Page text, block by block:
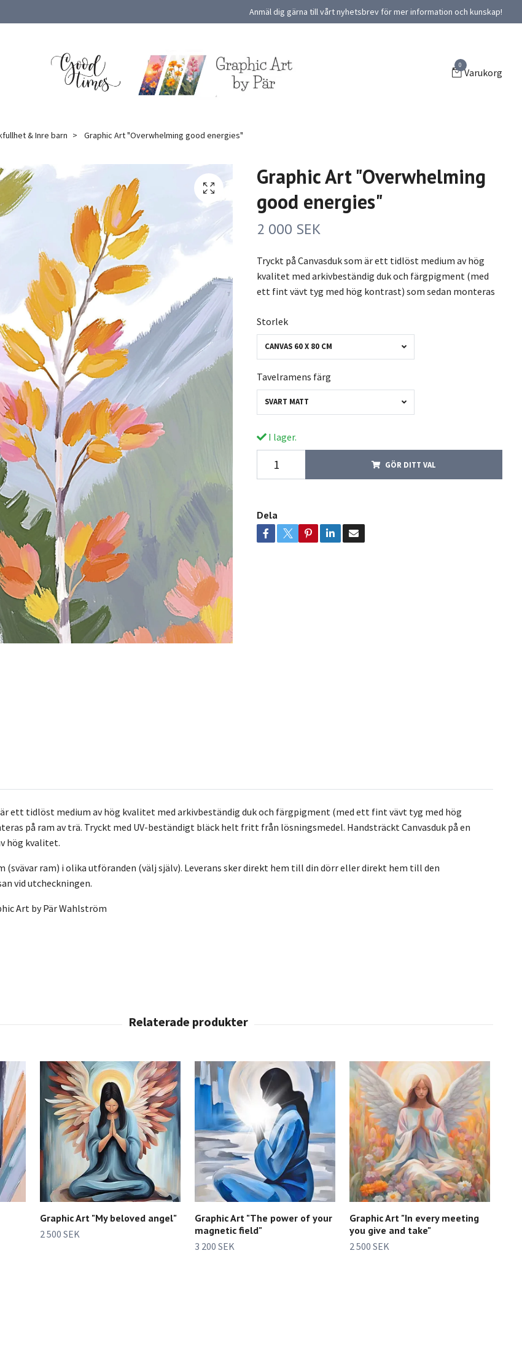
Anmäl dig gärna till vårt nyhetsbrev för mer information och kunskap!
0
Varukorg
& Inre barn Graphic Art "Overwhelming good energies"
Graphic Art "Overwhelming
good energies"
2 000 SEK
Tryckt på Canvasduk som är ett tidlöst medium av hög
kvalitet med arkivbeständig duk och färgpigment (med
ett fint vävt tyg med hög kontrast) som sedan monteras
Storlek
CANVAS 60 X 80 CM
Tavelramens färg
SVART MATT
I lager.
GÖR DITT VAL
Dela
är ett tidlöst medium av hög kvalitet med arkivbeständig duk och färgpigment (med ett fint vävt tyg med hög
på ram av trä. Tryckt med UV-beständigt bläck helt fritt från lösningsmedel. Handsträckt Canvasduk på en
hög kvalitet.
(svävar ram) i olika utföranden (välj själv). Leverans sker direkt hem till din dörr eller direkt hem till den
vid utcheckningen.
Art by Pär Wahlström
Graphic Art "My beloved angel"
2 500 SEK
Graphic Art "The power of your
magnetic field"
3 200 SEK
Graphic Art "In every meeting
you give and take"
2 500 SEK